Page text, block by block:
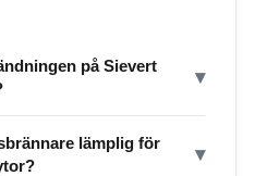
på Sievert
▾
lämplig för
▾